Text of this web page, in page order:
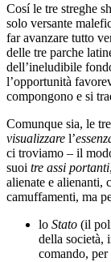
Cosí le tre streghe
solo versante
far avanzare tutto
delle tre parche
dell’ineludibile
l’opportunità
compongono e si
Comunque sia, le
visualizzare l’
ci troviamo – il
suoi tre assi portanti
alienate e alienanti,
camuffamenti, ma
lo Stato (il
della società,
comando,